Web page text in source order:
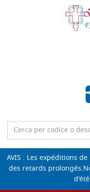
AVIS : Les expéditions
des retards